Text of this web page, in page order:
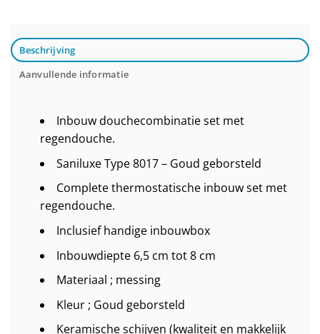
Beschrijving
Aanvullende informatie
Inbouw douchecombinatie set met
regendouche.
Saniluxe Type 8017 – Goud geborsteld
Complete thermostatische inbouw set met
regendouche.
Inclusief handige inbouwbox
Inbouwdiepte 6,5 cm tot 8 cm
Materiaal ; messing
Kleur ; Goud geborsteld
Keramische schijven (kwaliteit en makkelijk